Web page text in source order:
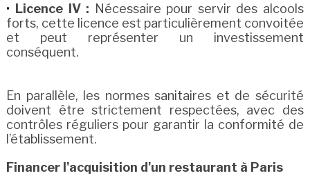
Licence IV : Nécessaire pour servir des alcools
forts, cette licence est particulièrement convoitée
et peut représenter un investissement
conséquent.
En parallèle, les normes sanitaires et de sécurité
doivent être strictement respectées, avec des
contrôles réguliers pour garantir la conformité de
l’établissement.
Financer l'acquisition d'un restaurant à Paris